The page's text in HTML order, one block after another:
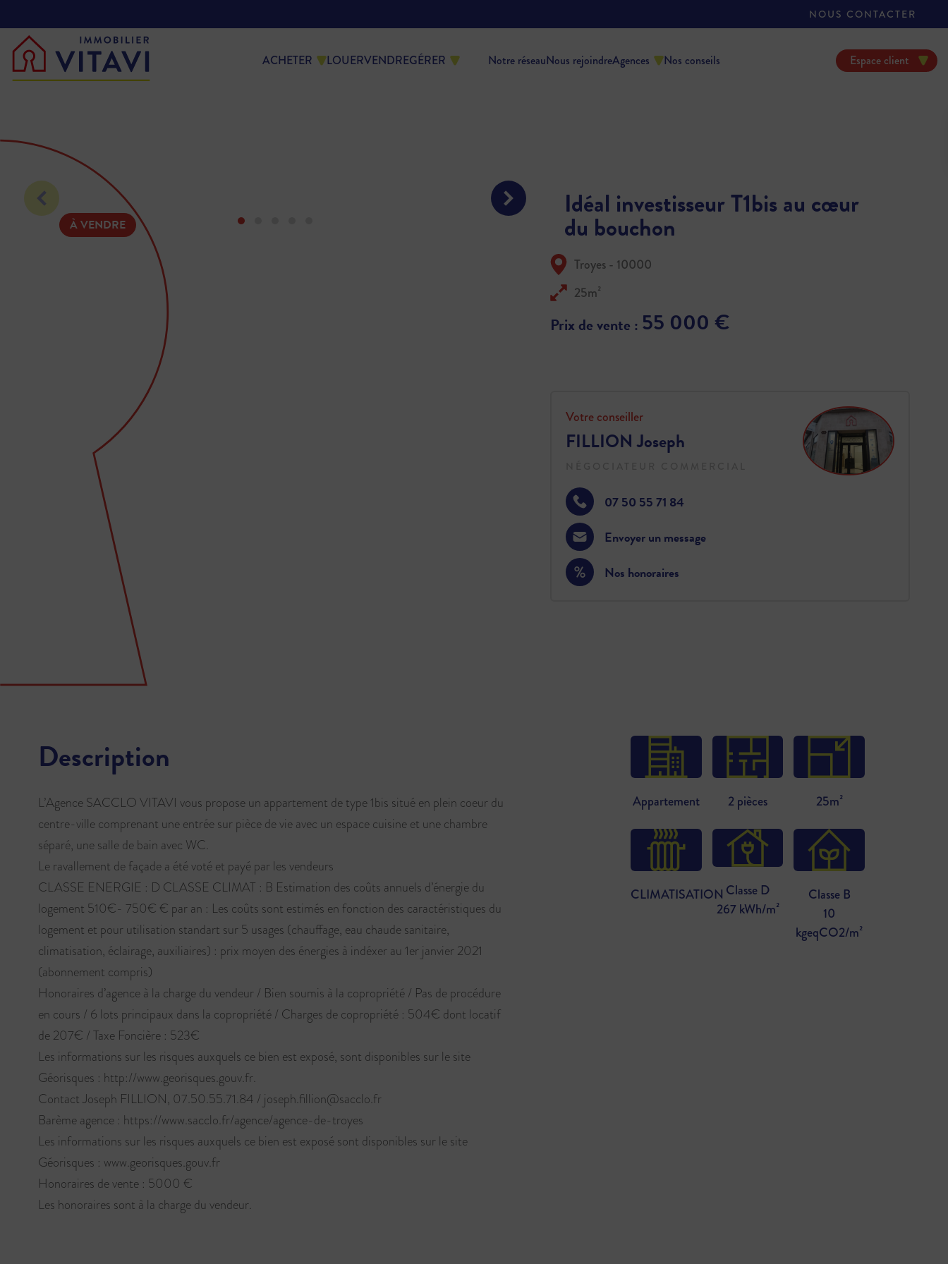
NOUS CONTACTER
ACHETER LOUERVENDREGÉRER Notre réseauNous rejoindreAgences Nos conseils Espace client
À VENDRE
Idéal investisseur T1bis au cœur
du bouchon
Troyes - 10000
25m²
Prix de vente : 55 000 €
Votre conseiller
FILLION Joseph
07 50 55 71 84
Envoyer un message
Nos honoraires
Description
L’Agence SACCLO VITAVI vous propose un appartement de type 1bis situé en plein coeur du
centre-ville comprenant une entrée sur pièce de vie avec un espace cuisine et une chambre
séparé, une salle de bain avec WC.
Le ravallement de façade a été voté et payé par les vendeurs
CLASSE ENERGIE : D CLASSE CLIMAT : B Estimation des coûts annuels d’énergie du
logement 510€- 750€ € par an : Les coûts sont estimés en fonction des caractéristiques du
logement et pour utilisation standart sur 5 usages (chauffage, eau chaude sanitaire,
climatisation, éclairage, auxiliaires) : prix moyen des énergies à indéxer au 1er janvier 2021
(abonnement compris)
Honoraires d’agence à la charge du vendeur / Bien soumis à la copropriété / Pas de procédure
en cours / 6 lots principaux dans la copropriété / Charges de copropriété : 504€ dont locatif
de 207€ / Taxe Foncière : 523€
Les informations sur les risques auxquels ce bien est exposé, sont disponibles sur le site
Géorisques : http://www.georisques.gouv.fr.
Contact Joseph FILLION, 07.50.55.71.84 / joseph.fillion@sacclo.fr
Barème agence : https://www.sacclo.fr/agence/agence-de-troyes
Les informations sur les risques auxquels ce bien est exposé sont disponibles sur le site
Géorisques : www.georisques.gouv.fr
Honoraires de vente : 5000 €
Les honoraires sont à la charge du vendeur.
Appartement 2 pièces 25m²
CLIMATISATION Classe D
267 kWh/m²
Classe B
10
kgeqCO2/m²